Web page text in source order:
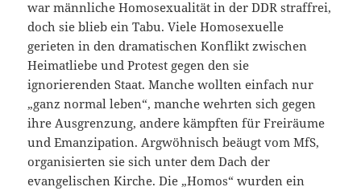
war männliche Homosexualität in der DDR straffrei,
doch sie blieb ein Tabu. Viele Homo­se­xu­elle
gerieten in den dramatischen Konflikt zwischen
Hei­mat­liebe und Protest gegen den sie
ignorierenden Staat. Manc­he wollten einfach nur
„ganz normal leben“, manche wehr­­ten sich gegen
ihre Ausgrenzung, andere kämpften für Freiräume
und Emanzipation. Argwöhnisch beäugt vom MfS,
organisierten sie sich unter dem Dach der
evangelischen Kirche. Die „Homos“ wurden ein